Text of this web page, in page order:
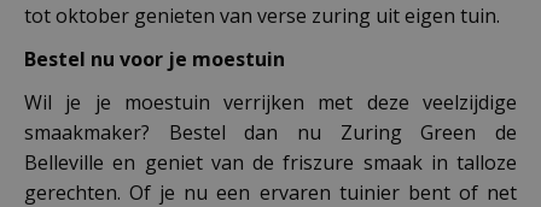
tot oktober genieten van verse zuring uit eigen tuin.
Bestel nu voor je moestuin
Wil je je moestuin verrijken met deze veelzijdige
smaakmaker? Bestel dan nu Zuring Green de
Belleville en geniet van de friszure smaak in talloze
gerechten. Of je nu een ervaren tuinier bent of net